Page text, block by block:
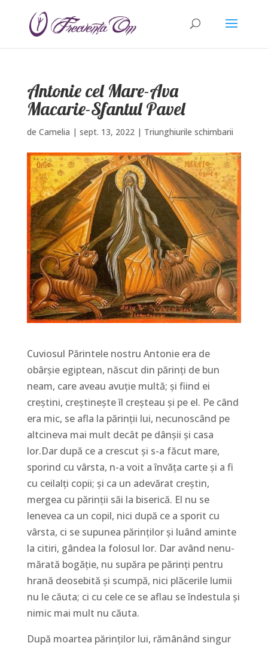
Antonie cel Mare-Ava
Macarie-Sfantul Pavel
de Camelia | sept. 13, 2022| Triunghiurile schimbarii
Cuviosul Părintele nostru Antonie era de
obârșie egip­tean, născut din părinți de bun
neam, care aveau avuție multă; și fiind ei
creștini, creștinește îl creșteau și pe el. Pe când
era mic, se afla la părinții lui, necu­nos­când pe
alt­ci­neva mai mult decât pe dânșii și casa
lor.Dar după ce a crescut și s-a făcut mare,
sporind cu vârsta, n-a voit a învăța carte și a fi
cu ceilalți copii; și ca un adevărat creștin,
mergea cu părinții săi la bi­serică. El nu se
lenevea ca un copil, nici după ce a sporit cu
vârsta, ci se supunea părin­ților și luând aminte
la citiri, gândea la folosul lor. Dar având ne­nu­
mărată bo­găție, nu supăra pe părinți pentru
hrană deosebită și scumpă, nici plăcerile lumii
nu le căuta; ci cu cele ce se aflau se îndestula și
nimic mai mult nu căuta.
După moartea părinților lui, rămânând singur